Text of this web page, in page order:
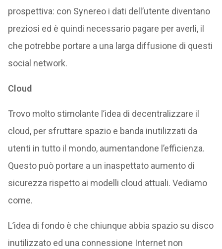
prospettiva: con Synereo i dati dell’utente diventano
preziosi ed è quindi necessario pagare per averli, il
che potrebbe portare a una larga diffusione di questi
social network.
Cloud
Trovo molto stimolante l’idea di decentralizzare il
cloud, per sfruttare spazio e banda inutilizzati da
utenti in tutto il mondo, aumentandone l’efficienza.
Questo può portare a un inaspettato aumento di
sicurezza rispetto ai modelli cloud attuali. Vediamo
come.
L’idea di fondo è che chiunque abbia spazio su disco
inutilizzato ed una connessione Internet non